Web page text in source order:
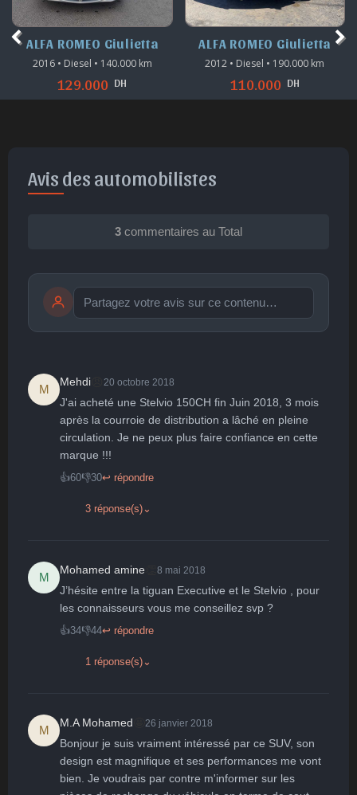
ALFA ROMEO Giulietta
2016 • Diesel • 140.000 km
129.000 DH
ALFA ROMEO Giulietta
2012 • Diesel • 190.000 km
110.000 DH
Avis des automobilistes
3 commentaires au Total
🤩
Parfait
👏
Bravo
😄
Réjoui
🙂
Content
😐
Indifférent
😮
publication immédiate Publier
M
Mehdi 20 octobre 2018
J'ai acheté une Stelvio 150CH fin Juin 2018, 3 mois
après la courroie de distribution a lâché en pleine
circulation. Je ne peux plus faire confiance en cette
marque !!!
👍60👎30↩ répondre
3 réponse(s) ⌄
M
Mohamed amine 8 mai 2018
J’hésite entre la tiguan Executive et le Stelvio , pour
les connaisseurs vous me conseillez svp ?
👍34👎44↩ répondre
1 réponse(s) ⌄
M
M.A Mohamed 26 janvier 2018
Bonjour je suis vraiment intéressé par ce SUV, son
design est magnifique et ses performances me vont
bien. Je voudrais par contre m'informer sur les